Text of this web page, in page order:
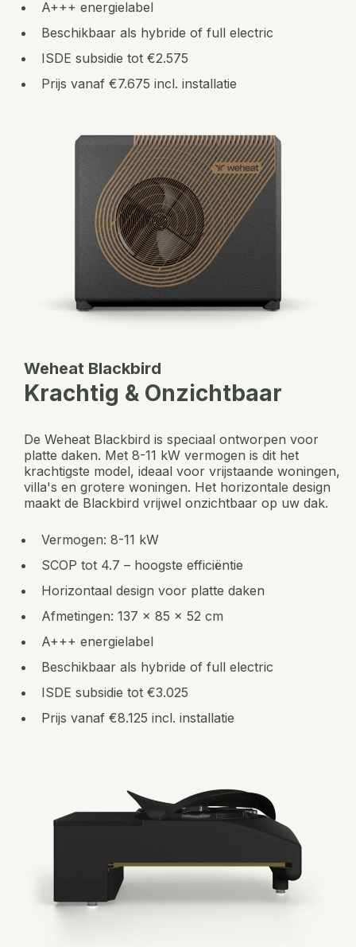
A+++ energielabel
Beschikbaar als hybride of full electric
ISDE subsidie tot €2.575
Prijs vanaf €7.675 incl. installatie
Weheat Blackbird
Krachtig & Onzichtbaar
De Weheat Blackbird is speciaal ontworpen voor
platte daken. Met 8-11 kW vermogen is dit het
krachtigste model, ideaal voor vrijstaande woningen,
villa's en grotere woningen. Het horizontale design
maakt de Blackbird vrijwel onzichtbaar op uw dak.
Vermogen: 8-11 kW
SCOP tot 4.7 – hoogste efficiëntie
Horizontaal design voor platte daken
Afmetingen: 137 x 85 x 52 cm
A+++ energielabel
Beschikbaar als hybride of full electric
ISDE subsidie tot €3.025
Prijs vanaf €8.125 incl. installatie